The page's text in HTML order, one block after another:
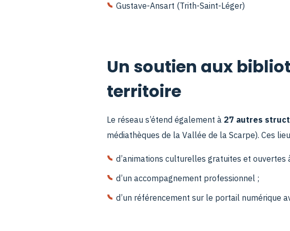
Gustave-Ansart (Trith-Saint-Léger)
Un soutien aux
territoire
Le réseau s’étend également à 27 autres
médiathèques de la Vallée de la Scarpe). Ces
d’animations culturelles gratuites et ouvertes
d’un accompagnement professionnel ;
d’un référencement sur le portail numérique